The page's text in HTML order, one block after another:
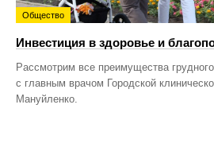
Общество
Инвестиция в здоровье и
Рассмотрим все преимущества
с главным врачом Городской
Мануйленко.